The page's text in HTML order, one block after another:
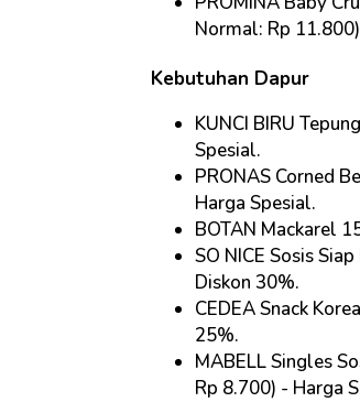
Normal: Rp
Kebutuhan Dapur
KUNCI BIRU
Spesial.
PRONAS Corned
Harga Spesial.
BOTAN Mackarel
SO NICE Sosis
Diskon 30%.
CEDEA Snack
25%.
MABELL Singles
Rp 8.700) - Harga